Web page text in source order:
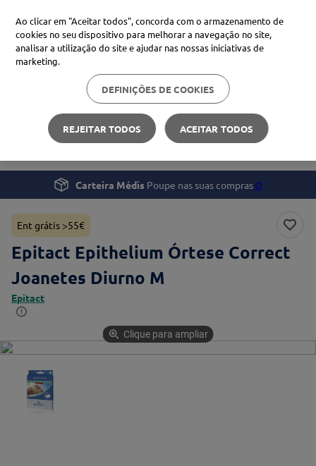
Procure no Marketplace Médis
Pesquisas mais comuns
xiaomi
4º cerave
Beleza e Cuidado pessoal
Epitact Epithelium Órtese Correct Joanetes Diurno M
Carteira Médis Poupe nas suas compras🪙
Ent grátis >55€
Epitact Epithelium Órtese Correct
Joanetes Diurno M
Epitact
Clique para ampliar
Ao clicar em "Aceitar todos", concorda com o armazenamento de
cookies no seu dispositivo para melhorar a navegação no site,
analisar a utilização do site e ajudar nas nossas iniciativas de
marketing.
DEFINIÇÕES DE COOKIES
REJEITAR TODOS ACEITAR TODOS